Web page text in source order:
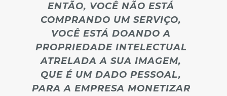
ENTÃO, VOCÊ NÃO ESTÁ
COMPRANDO UM SERVIÇO,
VOCÊ ESTÁ DOANDO A
PROPRIEDADE INTELECTUAL
ATRELADA A SUA IMAGEM,
QUE É UM DADO PESSOAL,
PARA A EMPRESA MONETIZAR